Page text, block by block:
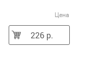
Цена
226 р.